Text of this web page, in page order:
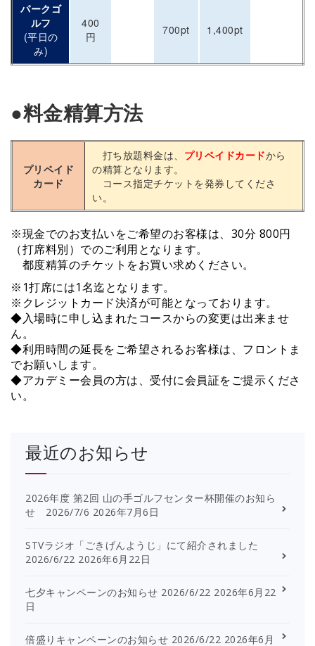
パークゴ
ルフ
(平日の
み)
400
円
700pt 1,400pt
●料金精算方法
プリペイド
カード
打ち放題料金は、 プリペイドカードから
の精算となります。
コース指定チケットを発券してくださ
い。
※現金でのお支払いをご希望のお客様は、30分 800円
（打席料別）でのご利用となります。
都度精算のチケットをお買い求めください。
※1打席には1名迄となります。
※クレジットカード決済が可能となっております。
◆入場時に申し込まれたコースからの変更は出来ませ
ん。
◆利用時間の延長をご希望されるお客様は、フロントま
でお願いします。
◆アカデミー会員の方は、受付に会員証をご提示くださ
い。
最近のお知らせ
2026年度 第2回 山の手ゴルフセンター杯開催のお知ら
せ 2026/7/6 2026年7月6日
STVラジオ「ごきげんようじ」にて紹介されました
2026/6/22 2026年6月22日
七夕キャンペーンのお知らせ 2026/6/22 2026年6月22
日
倍盛りキャンペーンのお知らせ 2026/6/22 2026年6月